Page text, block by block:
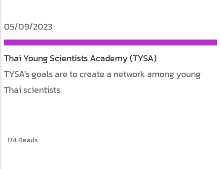
05/09/2023
Thai Young Scientists Academy (TYSA)
TYSA’s goals are to create a network among young
Thai scientists.
174 Reads